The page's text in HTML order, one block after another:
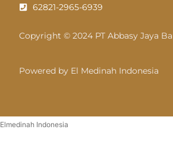
62821-2965-6939
Copyright © 2024 PT Abbasy Jaya
Powered by El Medinah Indonesia
Elmedinah Indonesia